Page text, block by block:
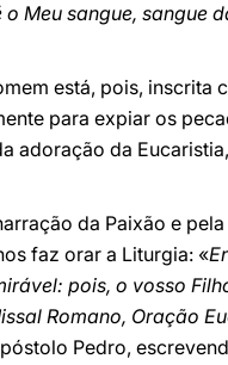
Meu sangue,
está, pois,
para expiar os
adoração da
da Paixão e
faz orar a Liturgia: «
pois, o vosso
Romano, Oração
Pedro,